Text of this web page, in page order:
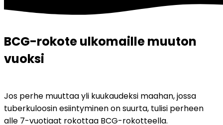
BCG-rokote ulkomaille muuton
vuoksi
Jos perhe muuttaa yli kuukaudeksi maahan, jossa
tuberkuloosin esiintyminen on suurta, tulisi perheen
alle 7-vuotiaat rokottaa BCG-rokotteella.